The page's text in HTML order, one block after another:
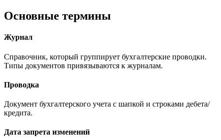
Основные термины
Журнал
Справочник, который группирует бухгалтерские проводки.
Типы документов привязываются к журналам.
Проводка
Документ бухгалтерского учета с шапкой и строками дебета/
кредита.
Дата запрета изменений